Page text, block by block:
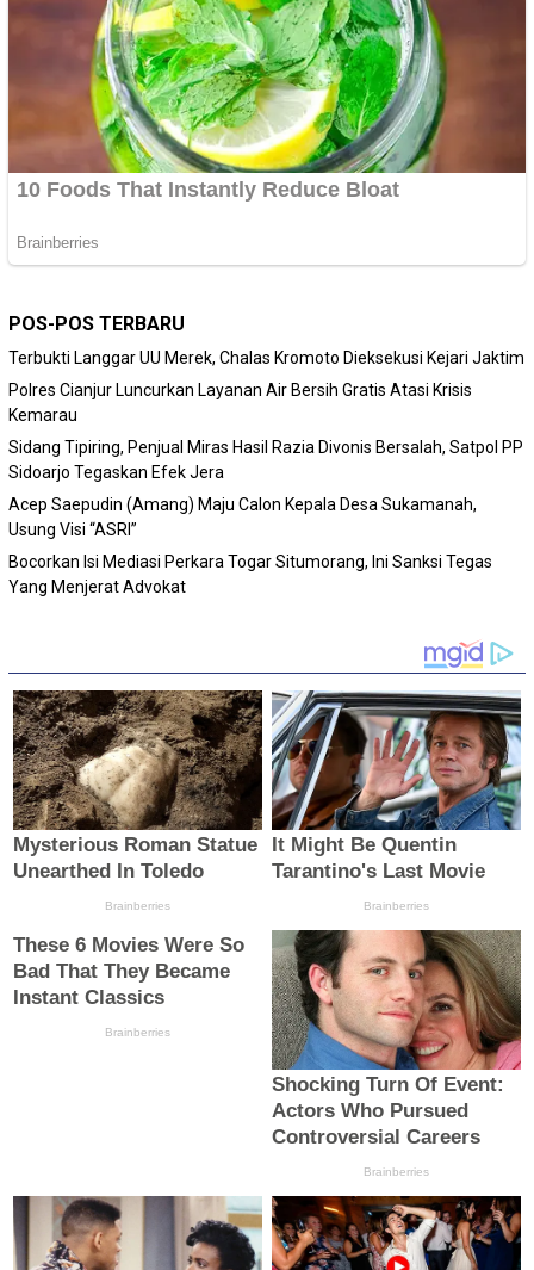
POS-POS TERBARU
Terbukti Langgar UU Merek, Chalas Kromoto Dieksekusi Kejari Jaktim
Polres Cianjur Luncurkan Layanan Air Bersih Gratis Atasi Krisis
Kemarau
Sidang Tipiring, Penjual Miras Hasil Razia Divonis Bersalah, Satpol PP
Sidoarjo Tegaskan Efek Jera
Acep Saepudin (Amang) Maju Calon Kepala Desa Sukamanah,
Usung Visi “ASRI”
Bocorkan Isi Mediasi Perkara Togar Situmorang, Ini Sanksi Tegas
Yang Menjerat Advokat